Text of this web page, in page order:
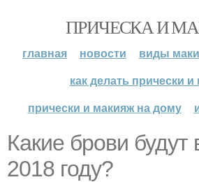
ПРИЧЕСКА И
главная новости
виды
как делать прически
прически и макияж на дому
Какие брови будут
2018 году?